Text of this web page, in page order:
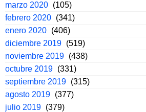
marzo 2020 (105)
febrero 2020 (341)
enero 2020 (406)
diciembre 2019 (519)
noviembre 2019 (438)
octubre 2019 (331)
septiembre 2019 (315)
agosto 2019 (377)
julio 2019 (379)